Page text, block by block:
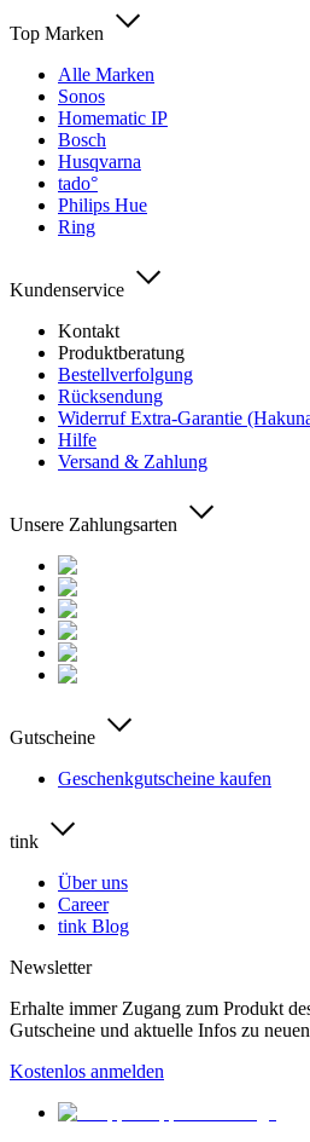
Top Marken
Alle Marken
Sonos
Homematic IP
Bosch
Husqvarna
tado°
Philips Hue
Ring
Kundenservice
Kontakt
Produktberatung
Bestellverfolgung
Rücksendung
Widerruf Extra-Garantie
Hilfe
Versand & Zahlung
Unsere Zahlungsarten
Gutscheine
Geschenkgutscheine kaufen
tink
Über uns
Career
tink Blog
Newsletter
Erhalte immer Zugang zum Produkt
Gutscheine und aktuelle Infos zu
Kostenlos anmelden